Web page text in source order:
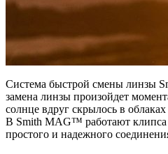
Система быстрой смены линзы
замена линзы произойдет
солнце вдруг скрылось в облаках
В Smith MAG™ работают клипса
простого и надежного